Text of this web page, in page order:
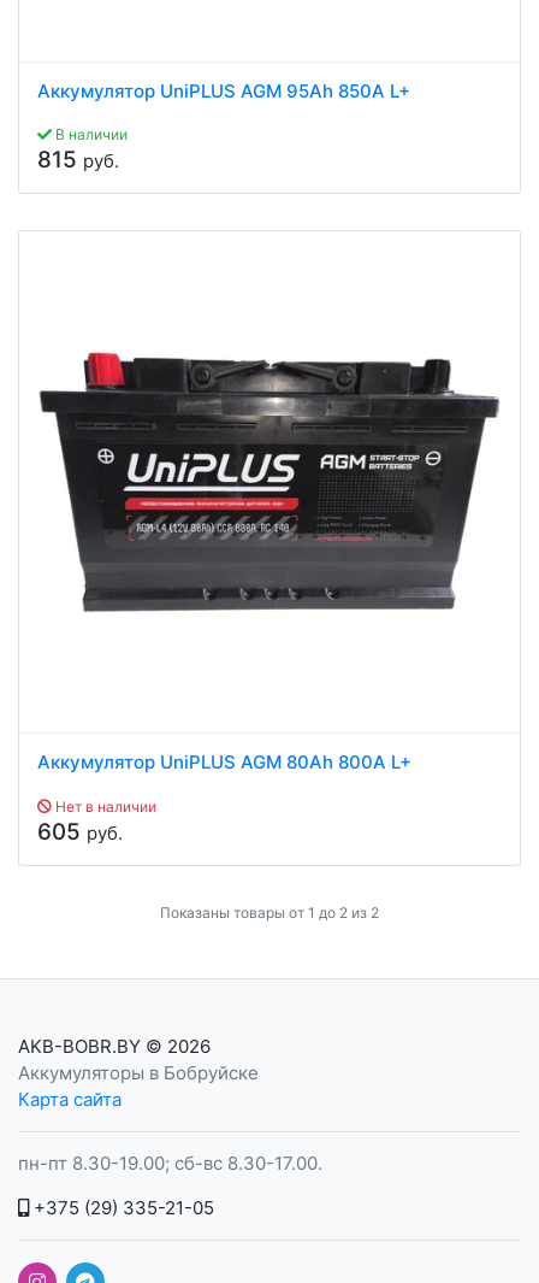
Аккумулятор UniPLUS AGM 95Ah 850A L+
В наличии
815 руб.
Аккумулятор UniPLUS AGM 80Ah 800A L+
Нет в наличии
605 руб.
Показаны товары от 1 до 2 из 2
AKB-BOBR.BY © 2026
Аккумуляторы в Бобруйске
Карта сайта
пн-пт 8.30-19.00; сб-вс 8.30-17.00.
+375 (29) 335-21-05